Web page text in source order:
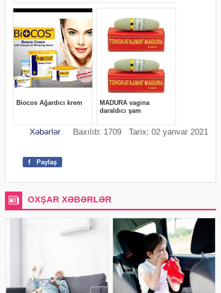
Xəbərlər Baxılıb: 1709 Tarix: 02 yanvar 2021
f Paylaş
OXŞAR XƏBƏRLƏR